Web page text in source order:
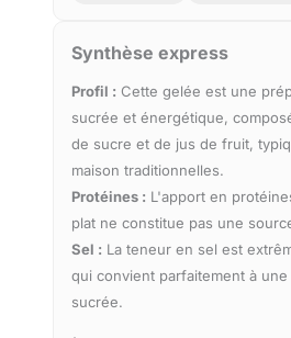
Synthèse express
Profil : Cette gelée est une
sucrée et énergétique,
de sucre et de jus de fruit,
maison traditionnelles.
Protéines : L'apport en
plat ne constitue pas une
Sel : La teneur en sel est
qui convient parfaitement à
sucrée.